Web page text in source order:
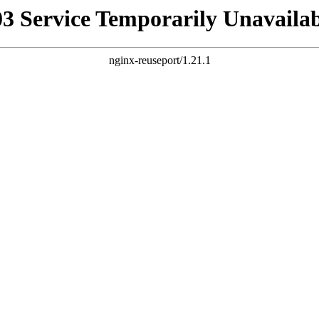
Service Temporarily
nginx-reuseport/1.21.1